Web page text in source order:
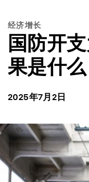
经济增长
国防开
果是什么
2025年7月2日